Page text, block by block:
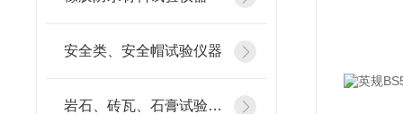
安全类、安全帽试验仪器
岩石、砖瓦、石膏试验仪器